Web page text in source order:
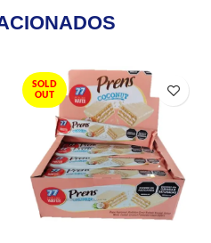
SOLD
OUT